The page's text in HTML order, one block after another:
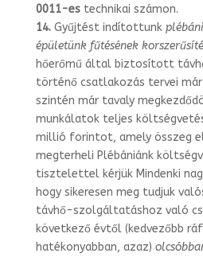
0011-estechnikai számon.
14.Gyűjtést indítottunk
épületünk fűtésének
hőerőmű által biztosított
történő csatla­kozás tervei
szintén már tavaly
munkálatok teljes
millió forintot, amely összeg
megterheli Plébániánk
tisztelettel kérjük Mindenki
hogy sikeresen meg tudjuk
távhő-szolgáltatáshoz való
következő évtől (kedvezőbb
hatékonyabban, azaz)